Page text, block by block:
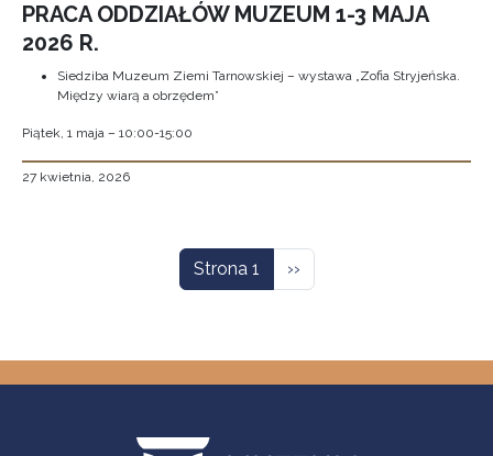
PRACA ODDZIAŁÓW MUZEUM 1-3 MAJA
2026 R.
Siedziba Muzeum Ziemi Tarnowskiej – wystawa „Zofia Stryjeńska.
Między wiarą a obrzędem”
Piątek, 1 maja – 10:00-15:00
27 kwietnia, 2026
Strona 1 Następna strona
››